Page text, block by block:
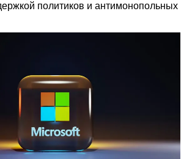
политиков и антимонопольных